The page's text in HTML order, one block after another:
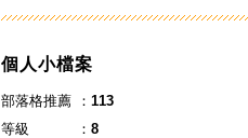
個人小檔案
部落格推薦 ： 113
等級
： 8